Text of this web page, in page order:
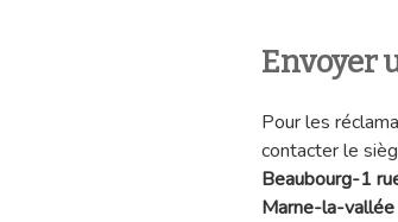
Envoyer
Pour les
contacter le
Beaubourg-1
Marne-la-